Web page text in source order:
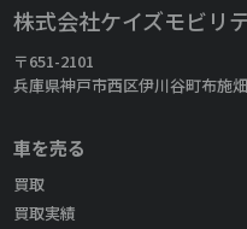
株式会社ケイズモビリ
〒651-2101
兵庫県神戸市西区伊川谷町布施
車を売る
買取
買取実績